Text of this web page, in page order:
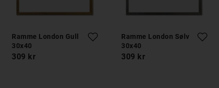
Ramme London Gull
30x40
309 kr
Ramme London Sølv
30x40
309 kr